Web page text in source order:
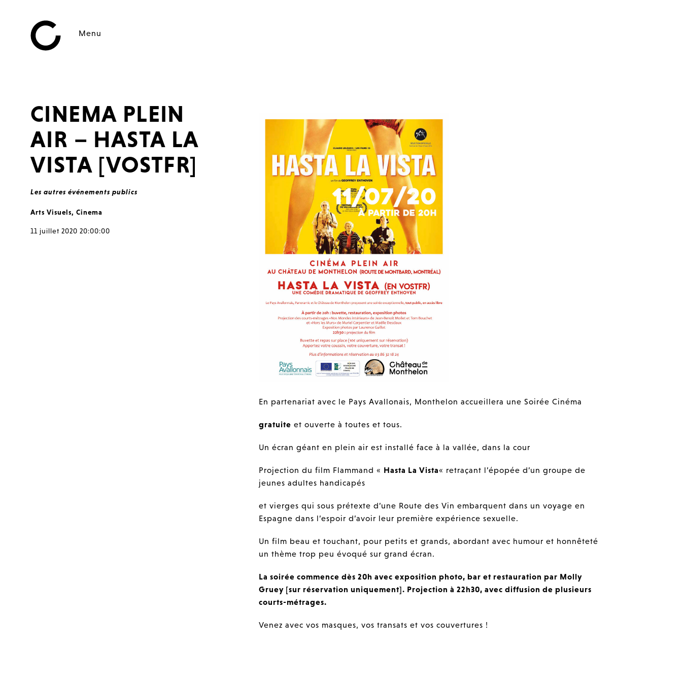
Menu
CINEMA PLEIN
AIR – HASTA LA
VISTA [VOSTFR]
Les autres événements publics
Arts Visuels, Cinema
11 juillet 2020 20:00:00
En partenariat avec le Pays Avallonais, Monthelon accueillera une Soirée Cinéma
gratuite et ouverte à toutes et tous.
Un écran géant en plein air est installé face à la vallée, dans la cour
Projection du film Flammand « Hasta La Vista« retraçant l’épopée d’un groupe de
jeunes adultes handicapés
et vierges qui sous prétexte d’une Route des Vin embarquent dans un voyage en
Espagne dans l’espoir d’avoir leur première expérience sexuelle.
Un film beau et touchant, pour petits et grands, abordant avec humour et honnêteté
un thème trop peu évoqué sur grand écran.
La soirée commence dès 20h avec exposition photo, bar et restauration par Molly
Gruey [sur réservation uniquement]. Projection à 22h30, avec diffusion de plusieurs
courts-métrages.
Venez avec vos masques, vos transats et vos couvertures !